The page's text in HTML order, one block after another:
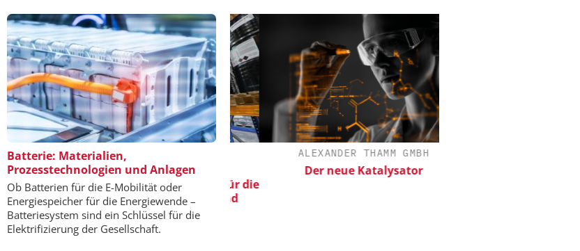
Batterie: Materialien,
Prozesstechnologien und Anlagen
Ob Batterien für die E-Mobilität oder
Energiespeicher für die Energiewende –
Batteriesystem sind ein Schlüssel für die
Elektrifizierung der Gesellschaft.
EPAL DEUTSCHLAND E.V.
EPAL CP-Paletten:
Qualitätsgesicherter Standard für die
Chemielogistik von heute und
morgen
ALEXANDER THAMM GMBH
Der neue Katalysator